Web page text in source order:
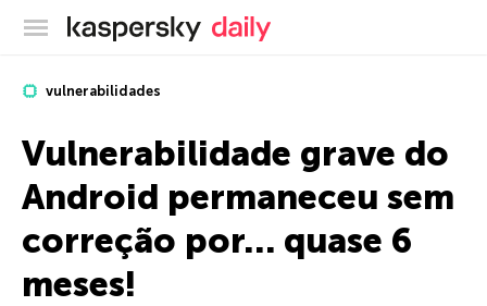
Blog oficial da Kaspersky
vulnerabilidades
Vulnerabilidade grave do
Android permaneceu sem
correção por… quase 6
meses!